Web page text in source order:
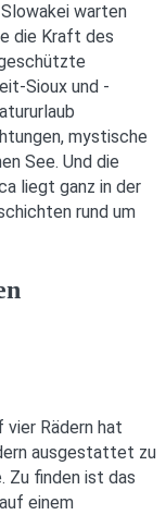
warten
die Kraft des
Sioux und -
mystische
See. Und die
liegt ganz in der
rund um
vier Rädern hat
ausgestattet zu
Zu finden ist das
einem